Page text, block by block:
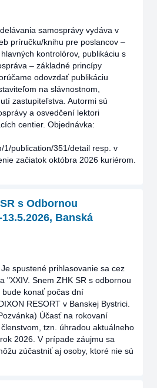
samosprávy vydáva v
príručku/knihu pre poslancov –
kontrolórov, publikáciu s
– základné princípy
odovzdať publikáciu
na slávnostnom,
zastupiteľstva. Autormi sú
a osvedčení lektori
centier. Objednávka:
1/publication/351/detail resp. v
začiatok októbra 2026 kuriérom.
s Odbornou
Banská
spustené prihlasovanie sa cez
"XXIV. Snem ZHK SR s odbornou
konať počas dní
RESORT v Banskej Bystrici.
Účasť na rokovaní
tzn. úhradou aktuálneho
2026. V prípade záujmu sa
zúčastniť aj osoby, ktoré nie sú